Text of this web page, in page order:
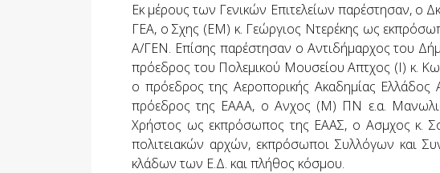
Εκ μέρους των Γενικών Επιτελείων παρέστησαν, ο
ΓΕΑ, ο Σχης (ΕΜ) κ. Γεώργιος Ντερέκης ως
Α/ΓΕΝ. Επίσης παρέστησαν ο Αντιδήμαρχος του
πρόεδρος του Πολεμικού Μουσείου Απτχος (Ι) κ.
ο πρόεδρος της Αεροπορικής Ακαδημίας Ελλάδος
πρόεδρος της ΕΑΑΑ, ο Ανχος (Μ) ΠΝ ε.α.
Χρήστος ως εκπρόσωπος της ΕΑΑΣ, ο Ασμχος κ.
πολιτειακών αρχών, εκπρόσωποι Συλλόγων και
κλάδων των Ε.Δ. και πλήθος κόσμου.